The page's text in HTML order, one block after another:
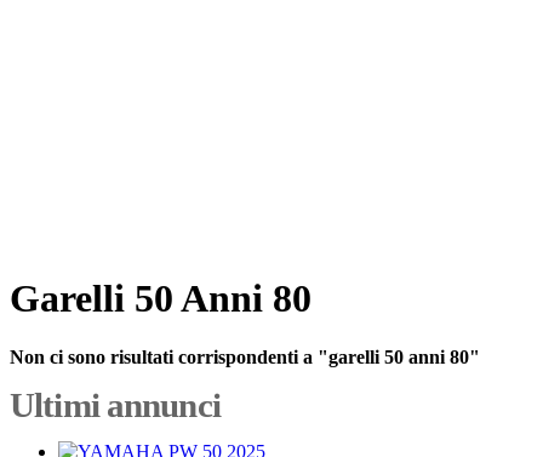
Garelli 50 Anni 80
Non ci sono risultati corrispondenti a "garelli 50 anni 80"
Ultimi annunci